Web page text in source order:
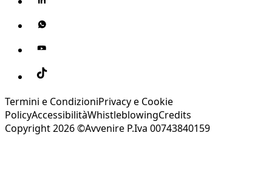
Termini e CondizioniPrivacy e Cookie
PolicyAccessibilitàWhistleblowingCredits
Copyright 2026 ©Avvenire P.Iva 00743840159